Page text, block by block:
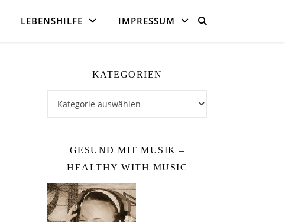
LEBENSHILFE IMPRESSUM
KATEGORIEN
GESUND MIT MUSIK –
HEALTHY WITH MUSIC